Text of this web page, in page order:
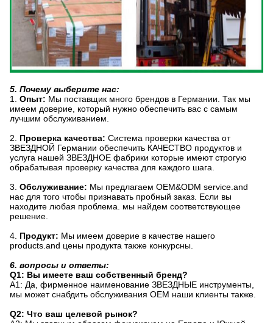
5. Почему выберите нас:
1. Опыт: Мы поставщик много брендов в Германии. Так мы
имеем доверие, который нужно обеспечить вас с самым
лучшим обслуживанием.
2. Проверка качества: Система проверки качества от
ЗВЕЗДНОЙ Германии обеспечить КАЧЕСТВО продуктов и
услуга нашей ЗВЕЗДНОЕ фабрики которые имеют строгую
обрабатывая проверку качества для каждого шага.
3. Обслуживание: Мы предлагаем OEM&ODM service.and
нас для того чтобы признавать пробный заказ. Если вы
находите любая проблема. мы найдем соответствующее
решение.
4. Продукт: Мы имеем доверие в качестве нашего
products.and цены продукта также конкурсны.
6. вопросы и ответы:
Q1: Вы имеете ваш собственный бренд?
A1: Да, фирменное наименование ЗВЕЗДНЫЕ инструменты,
мы может снабдить обслуживания OEM наши клиенты также.
Q2: Что ваш целевой рынок?